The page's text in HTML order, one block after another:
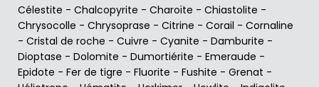
Célestite - Chalcopyrite - Charoïte - Chiastolite -
Chrysocolle - Chrysoprase - Citrine - Corail - Cornaline
- Cristal de roche - Cuivre - Cyanite - Damburite -
Dioptase - Dolomite - Dumortiérite - Emeraude -
Epidote - Fer de tigre - Fluorite - Fushite - Grenat -